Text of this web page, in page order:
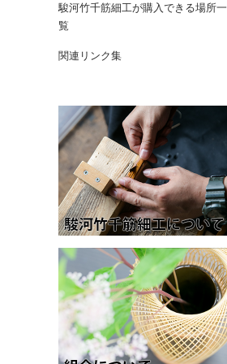
駿河竹千筋細工が購入できる場所一
覧
関連リンク集